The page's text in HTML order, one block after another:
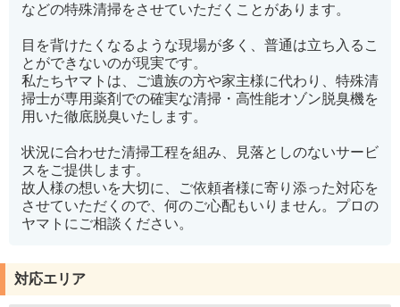
などの特殊清掃をさせていただくことがあります。
目を背けたくなるような現場が多く、普通は立ち入るこ
とができないのが現実です。
私たちヤマトは、ご遺族の方や家主様に代わり、特殊清
掃士が専用薬剤での確実な清掃・高性能オゾン脱臭機を
用いた徹底脱臭いたします。
状況に合わせた清掃工程を組み、見落としのないサービ
スをご提供します。
故人様の想いを大切に、ご依頼者様に寄り添った対応を
させていただくので、何のご心配もいりません。プロの
ヤマトにご相談ください。
対応エリア